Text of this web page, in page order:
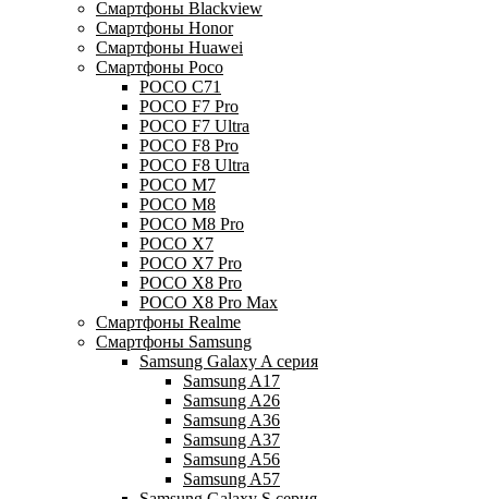
Смартфоны Blackview
Смартфоны Honor
Смартфоны Huawei
Смартфоны Poco
POCO C71
POCO F7 Pro
POCO F7 Ultra
POCO F8 Pro
POCO F8 Ultra
POCO M7
POCO M8
POCO M8 Pro
POCO X7
POCO X7 Pro
POCO X8 Pro
POCO X8 Pro Max
Смартфоны Realme
Смартфоны Samsung
Samsung Galaxy A серия
Samsung A17
Samsung A26
Samsung A36
Samsung A37
Samsung A56
Samsung A57